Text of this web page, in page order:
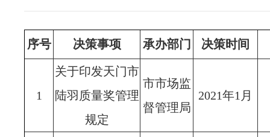
序号 决策事项 承办部门 决策时间
1
关于印发天门市
陆羽质量奖管理
规定
市市场监
督管理局
2021年1月